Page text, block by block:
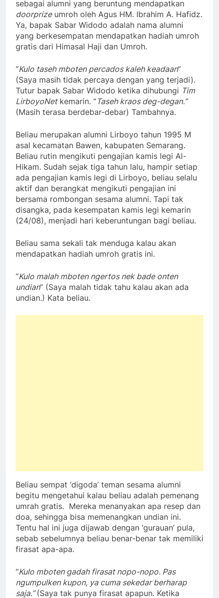
sebagai alumni yang beruntung mendapatkan
doorprizeumroh oleh Agus HM. Ibrahim A. Hafidz.
Ya, bapak Sabar Widodo adalah nama alumni
yang berkesempatan mendapatkan hadiah umroh
gratis dari Himasal Haji dan Umroh.
“Kulo taseh mboten percados kaleh keadaan”
(Saya masih tidak percaya dengan yang terjadi).
Tutur bapak Sabar Widodo ketika dihubungi Tim
LirboyoNetkemarin. “Taseh kraos deg-degan.”
(Masih terasa berdebar-debar) Tambahnya.
Beliau merupakan alumni Lirboyo tahun 1995 M
asal kecamatan Bawen, kabupaten Semarang.
Beliau rutin mengikuti pengajian kamis legi Al-
Hikam. Sudah sejak tiga tahun lalu, hampir setiap
ada pengajian kamis legi di Lirboyo, beliau selalu
aktif dan berangkat mengikuti pengajian ini
bersama rombongan sesama alumni. Tapi tak
disangka, pada kesempatan kamis legi kemarin
(24/08), menjadi hari keberuntungan bagi beliau.
Beliau sama sekali tak menduga kalau akan
mendapatkan hadiah umroh gratis ini.
“Kulo malah mboten ngertos nek bade onten
undian” (Saya malah tidak tahu kalau akan ada
undian.) Kata beliau.
Beliau sempat ‘digoda’ teman sesama alumni
begitu mengetahui kalau beliau adalah pemenang
umrah gratis. Mereka menanyakan apa resep dan
doa, sehingga bisa memenangkan undian ini.
Tentu hal ini juga dijawab dengan ‘gurauan’ pula,
sebab sebelumnya beliau benar-benar tak memiliki
firasat apa-apa.
“Kulo mboten gadah firasat nopo-nopo. Pas
ngumpulken kupon, ya cuma sekedar berharap
saja.”(Saya tak punya firasat apapun. Ketika